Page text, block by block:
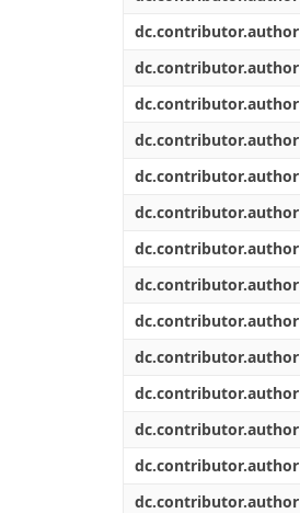
dc.contributor.author
dc.contributor.author
dc.contributor.author
dc.contributor.author
dc.contributor.author
dc.contributor.author
dc.contributor.author
dc.contributor.author
dc.contributor.author
dc.contributor.author
dc.contributor.author
dc.contributor.author
dc.contributor.author
dc.contributor.author